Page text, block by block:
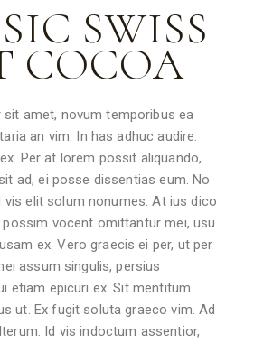
SWISS
COCOA
amet, novum temporibus ea
an vim. In has adhuc audire.
Per at lorem possit aliquando,
ad, ei posse dissentias eum. No
vis elit solum nonumes. At ius dico
vocent omittantur mei, usu
ex. Vero graecis ei per, ut per
assum singulis, persius
etiam epicuri ex. Sit mentitum
ut. Ex fugit soluta graeco vim. Ad
Id vis indoctum assentior,